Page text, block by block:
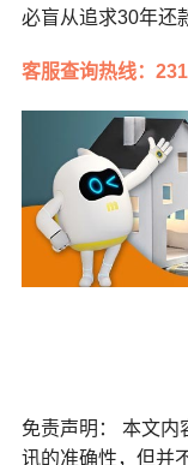
必盲从追求30年还
客服查询热线：
免责声明： 本文内
讯的准确性，但并